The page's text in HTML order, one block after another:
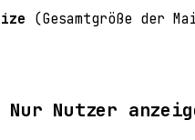
(Gesamtgröße der
Nur Nutzer